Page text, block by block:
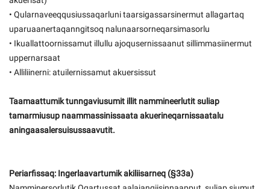
• Qularnaveeqqusiussaqarluni taarsigassarsinermut allagartaq
uparuaanertaqanngitsoq nalunaarsorneqarsimasorlu
• Ikuallattoornissamut illullu ajoqusernissaanut sillimmasiinermut
uppernarsaat
• Alliliinerni: atuilernissamut akuersissut
Taamaattumik tunngaviusumit illit nammineerlutit suliap
tamarmiusup naammassinissaata akuerineqarnissaatalu
aningaasalersuisussaavutit.
Periarfissaq: Ingerlaavartumik akiliisarneq (§33a)